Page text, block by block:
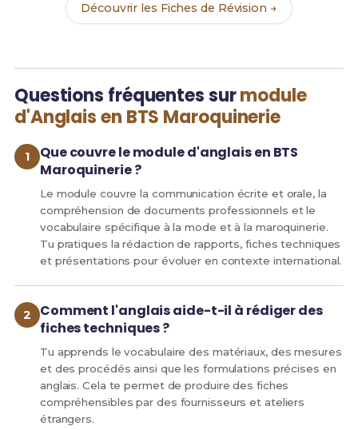
Découvrir les Fiches de Révision →
Questions fréquentes surmodule
d'Anglais en BTS Maroquinerie
Que couvre le module d'anglais en BTS
Maroquinerie ?
Le module couvre la communication écrite et orale, la
compréhension de documents professionnels et le
vocabulaire spécifique à la mode et à la maroquinerie.
Tu pratiques la rédaction de rapports, fiches techniques
et présentations pour évoluer en contexte international.
Comment l'anglais aide-t-il à rédiger des
fiches techniques ?
Tu apprends le vocabulaire des matériaux, des mesures
et des procédés ainsi que les formulations précises en
anglais. Cela te permet de produire des fiches
compréhensibles par des fournisseurs et ateliers
étrangers.